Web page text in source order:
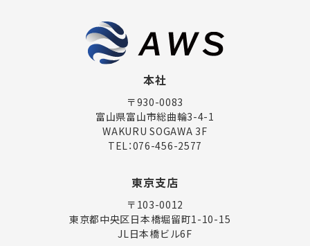
本社
〒930-0083
富山県富山市総曲輪3-4-1
WAKURU SOGAWA 3F
TEL：076-456-2577
東京支店
〒103-0012
東京都中央区日本橋堀留町1-10-15
JL日本橋ビル6F